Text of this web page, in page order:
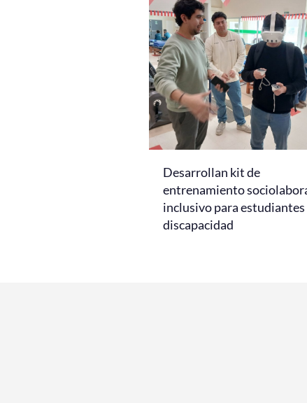
Desarrollan kit de
entrenamiento
inclusivo para estudiantes
discapacidad